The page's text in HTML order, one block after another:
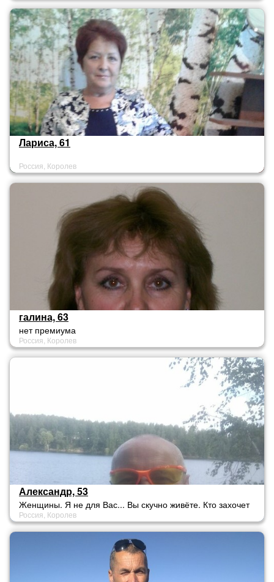
Лариса, 61
Россия, Королев
галина, 63
нет премиума
Россия, Королев
Александр, 53
Женщины. Я не для Вас... Вы скучно живёте. Кто захочет
познакомиться напишет об этом. Я не кусаюсь.Не люблю
Москву.
Россия, Королев